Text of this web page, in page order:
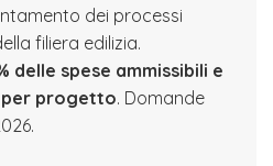
dei processi
filiera edilizia.
delle spese ammissibili e
progetto. Domande